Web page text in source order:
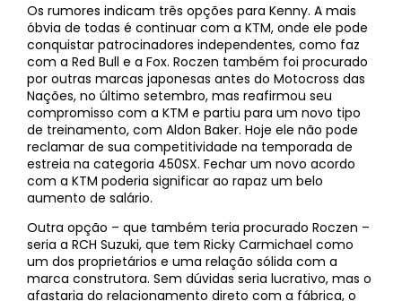
Os rumores indicam três opções para Kenny. A mais
óbvia de todas é continuar com a KTM, onde ele pode
conquistar patrocinadores independentes, como faz
com a Red Bull e a Fox. Roczen também foi procurado
por outras marcas japonesas antes do Motocross das
Nações, no último setembro, mas reafirmou seu
compromisso com a KTM e partiu para um novo tipo
de treinamento, com Aldon Baker. Hoje ele não pode
reclamar de sua competitividade na temporada de
estreia na categoria 450SX. Fechar um novo acordo
com a KTM poderia significar ao rapaz um belo
aumento de salário.
Outra opção – que também teria procurado Roczen –
seria a RCH Suzuki, que tem Ricky Carmichael como
um dos proprietários e uma relação sólida com a
marca construtora. Sem dúvidas seria lucrativo, mas o
afastaria do relacionamento direto com a fábrica, o